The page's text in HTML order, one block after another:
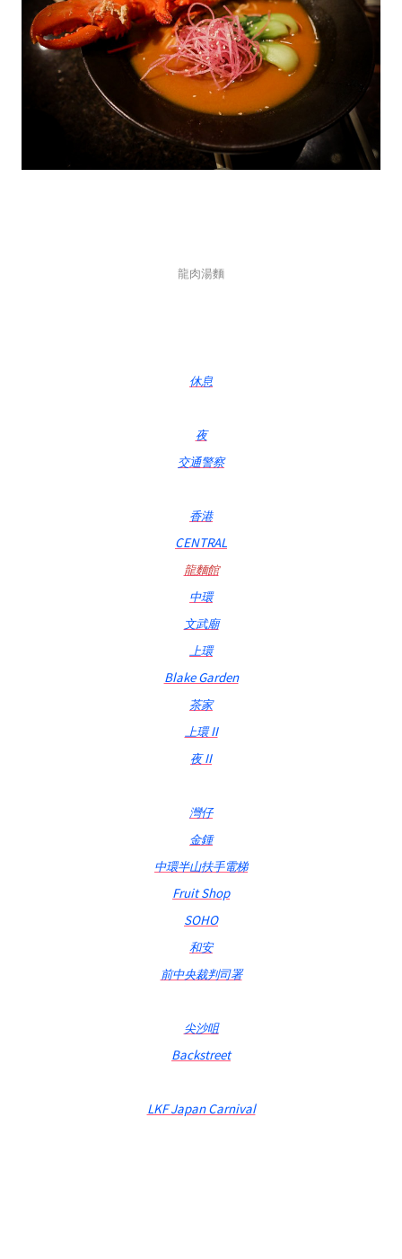
龍肉湯麵
休息
夜
交通警察
香港
CENTRAL
龍麵館
中環
文武廟
上環
Blake Garden
茶家
上環 II
夜 II
灣仔
金鍾
中環半山扶手電梯
Fruit Shop
SOHO
和安
前中央裁判司署
尖沙咀
Backstreet
LKF Japan Carnival